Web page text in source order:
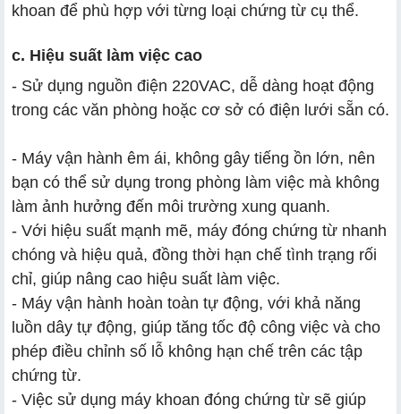
khoan để phù hợp với từng loại chứng từ cụ thể.
c. Hiệu suất làm việc cao
- Sử dụng nguồn điện 220VAC, dễ dàng hoạt động
trong các văn phòng hoặc cơ sở có điện lưới sẵn có.
- Máy vận hành êm ái, không gây tiếng ồn lớn, nên
bạn có thể sử dụng trong phòng làm việc mà không
làm ảnh hưởng đến môi trường xung quanh.
- Với hiệu suất mạnh mẽ, máy đóng chứng từ nhanh
chóng và hiệu quả, đồng thời hạn chế tình trạng rối
chỉ, giúp nâng cao hiệu suất làm việc.
- Máy vận hành hoàn toàn tự động, với khả năng
luồn dây tự động, giúp tăng tốc độ công việc và cho
phép điều chỉnh số lỗ không hạn chế trên các tập
chứng từ.
- Việc sử dụng máy khoan đóng chứng từ sẽ giúp